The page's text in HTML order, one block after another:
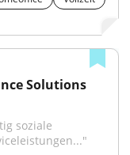
Solutions
soziale